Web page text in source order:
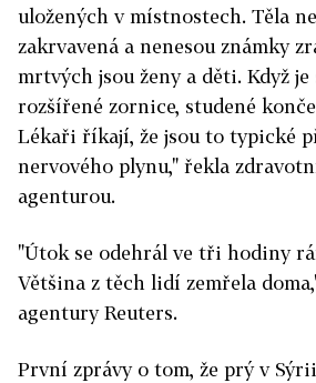
uložených v místnostech. Těla
zakrvavená a nenesou známky
mrtvých jsou ženy a děti. Když
rozšířené zornice, studené
Lékaři říkají, že jsou to typické
nervového plynu," řekla
agenturou.
"Útok se odehrál ve tři hodiny
Většina z těch lidí zemřela
agentury Reuters.
První zprávy o tom, že prý v